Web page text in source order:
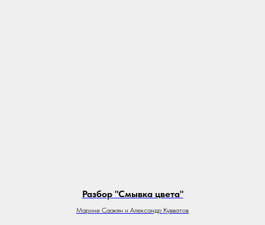
Разбор "Смывка цвета"
Марине Саакян и Александр Кувватов